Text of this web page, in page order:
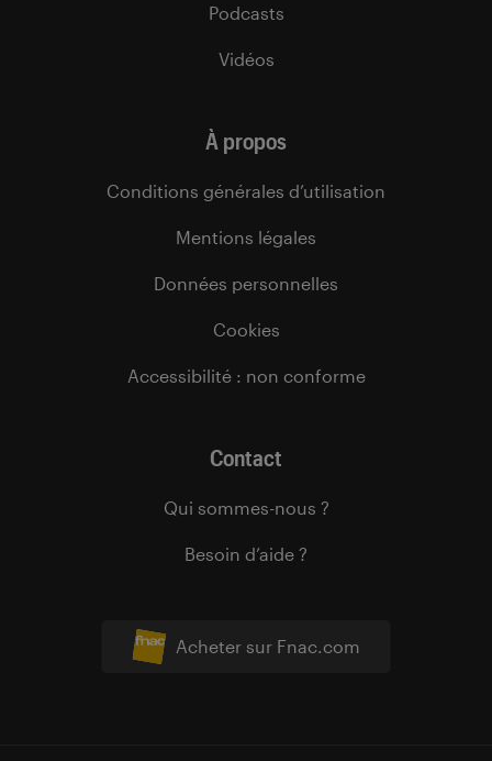
Acheter sur Fnac.com
Podcasts
Vidéos
À propos
Conditions générales d’utilisation
Mentions légales
Données personnelles
Cookies
Accessibilité : non conforme
Contact
Qui sommes-nous ?
Besoin d’aide ?